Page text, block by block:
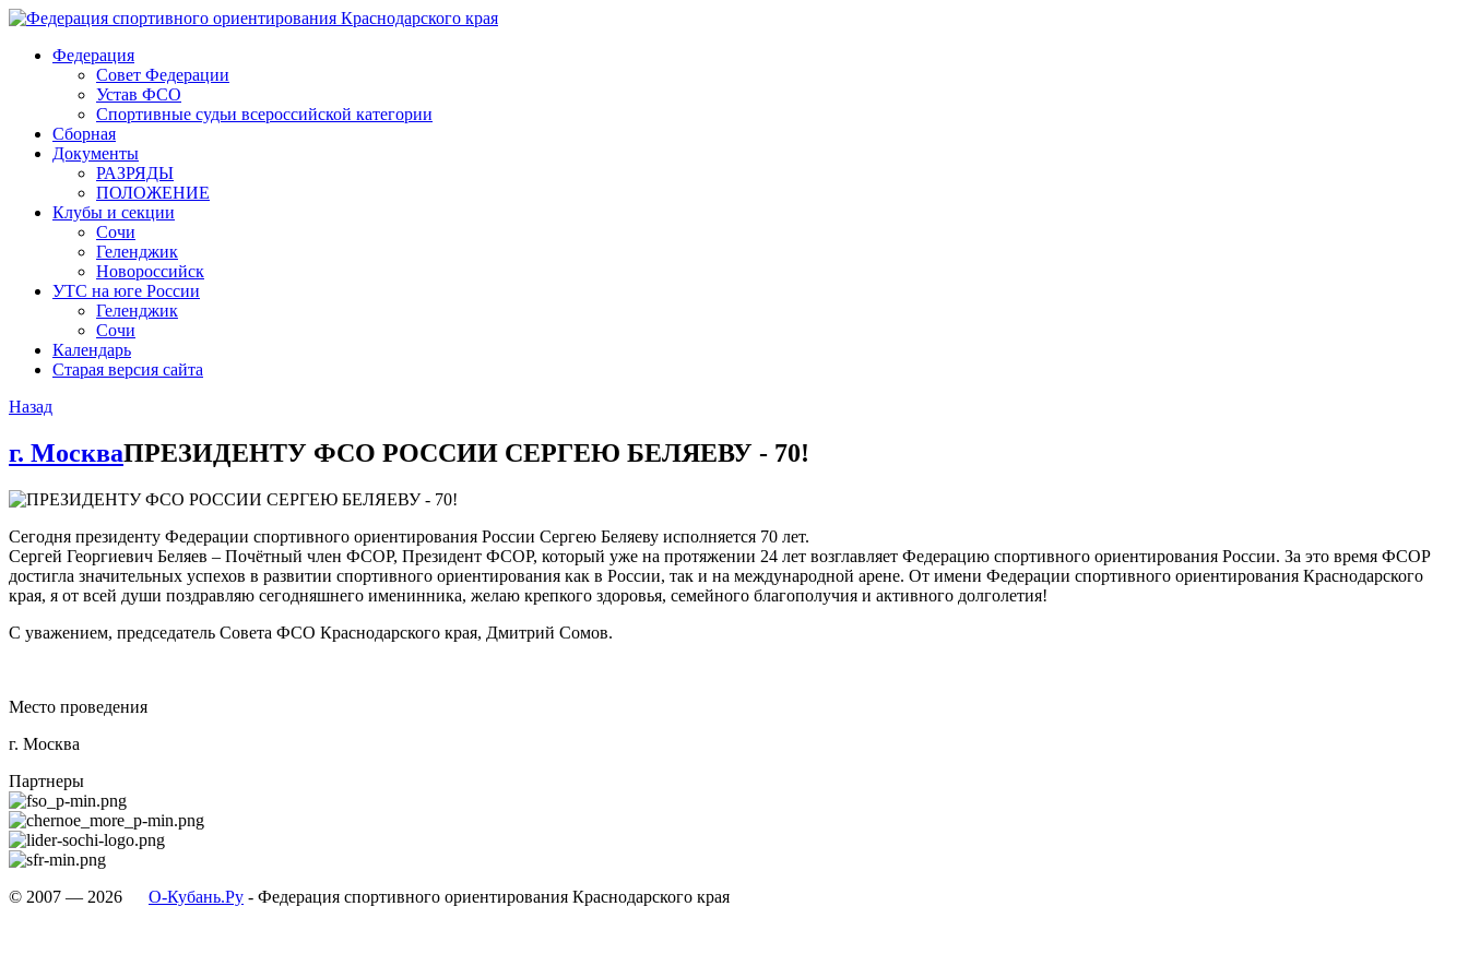
Федерация
Совет Федерации
Устав ФСО
Спортивные судьи всероссийской категории
Сборная
Документы
РАЗРЯДЫ
ПОЛОЖЕНИЕ
Клубы и секции
Сочи
Геленджик
Новороссийск
УТС на юге России
Геленджик
Сочи
Календарь
Старая версия сайта
Назад
г. МоскваПРЕЗИДЕНТУ ФСО РОССИИ СЕРГЕЮ БЕЛЯЕВУ - 70!
Сегодня президенту Федерации спортивного ориентирования России Сергею Беляеву исполняется 70 лет.
Сергей Георгиевич Беляев – Почётный член ФСОР, Президент ФСОР, который уже на протяжении 24 лет возглавляет Федерацию спортивного ориентирования России. За это время ФСОР
достигла значительных успехов в развитии спортивного ориентирования как в России, так и на международной арене. От имени Федерации спортивного ориентирования Краснодарского
края, я от всей души поздравляю сегодняшнего именинника, желаю крепкого здоровья, семейного благополучия и активного долголетия!
С уважением, председатель Совета ФСО Краснодарского края, Дмитрий Сомов.
Место проведения
г. Москва
Партнеры
© 2007 — 2026 О-Кубань.Ру - Федерация спортивного ориентирования Краснодарского края